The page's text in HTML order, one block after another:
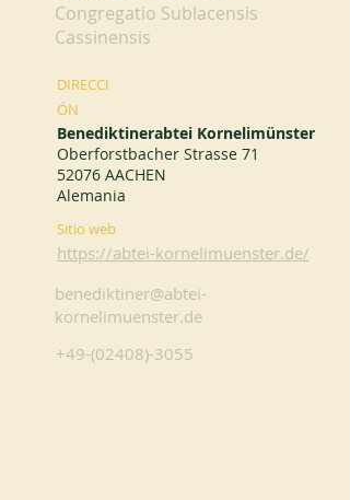
Congregatio Sublacensis
Cassinensis
DIRECCI
ÓN
Benediktinerabtei Kornelimünster
Oberforstbacher Strasse 71
52076 AACHEN
Alemania
Sitio web
https://abtei-kornelimuenster.de/
benediktiner@abtei-
kornelimuenster.de
+49-(02408)-3055